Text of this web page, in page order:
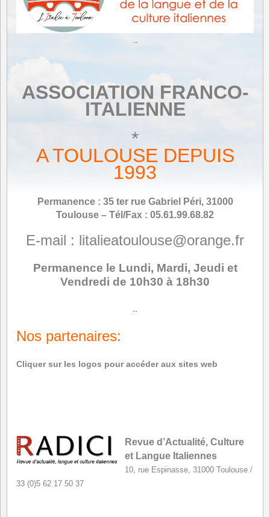
ASSOCIATION FRANCO-
ITALIENNE
*
A TOULOUSE DEPUIS
1993
Permanence : 35 ter rue Gabriel Péri, 31000
Toulouse – Tél/Fax : 05.61.99.68.82
E-mail : litalieatoulouse@orange.fr
Permanence le Lundi, Mardi, Jeudi et
Vendredi de 10h30 à 18h30
Nos partenaires:
Cliquer sur les logos pour accéder aux sites web
Revue d’Actualité, Culture
et Langue Italiennes
10, rue Espinasse, 31000 Toulouse /
33 (0)5 62 17 50 37